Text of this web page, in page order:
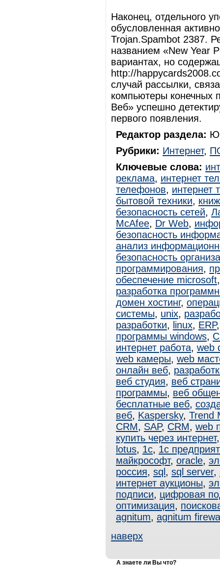
Наконец, отдельного
обусловленная
Trojan.Spambot 2387.
названием «New Year
вариантах, но
http://
случай рассылки,
компьютеры конечных
Веб» успешно
первого появления.
Редактор раздела:
Рубрики: Интернет,
Ключевые слова:
реклама, интернет
телефонов, интернет
бытовой техники,
безопасность сетей,
McAfee, Dr Web,
безопасность
анализ
безопасность
программирования,
обеспечение microsoft
разработка
домен хостинг,
системы, unix,
разработки, linux, ERP
программы windows,
интернет работа, web
web камеры, web
онлайн веб,
веб студия, веб
программы, веб
бесплатные веб,
веб, Kaspersky, Trend
CRM, SAP, CRM, web
купить через интернет
lotus, 1с, 1с
майкрософт, oracle,
россия, sql , sql server,
интернет аукционы,
подписи, цифровая
оптимизация,
agnitum, agnitum
наверх
А знаете ли Вы что?